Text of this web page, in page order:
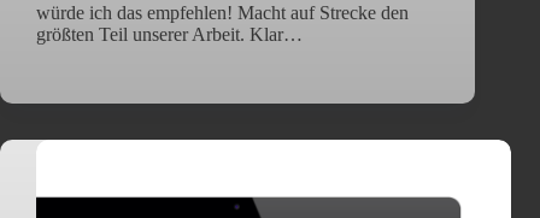
würde ich das empfehlen! Macht auf Strecke den
größten Teil unserer Arbeit. Klar…